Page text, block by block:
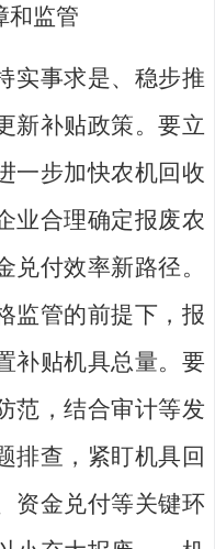
和监管
实事求是、稳步推
新补贴政策。要立
一步加快农机回收
业合理确定报废农
兑付效率新路径。
监管的前提下，报
补贴机具总量。 要
范，结合审计等发
排查， 紧盯机具回
资金兑付等关键环